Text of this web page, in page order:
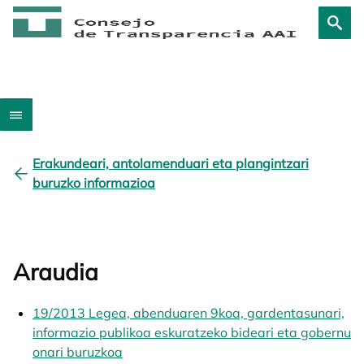
Erakundeari, antolamenduari eta plangintzari
buruzko informazioa
Araudia
19/2013 Legea, abenduaren 9koa, gardentasunari,
informazio publikoa eskuratzeko bideari eta gobernu
onari buruzkoa